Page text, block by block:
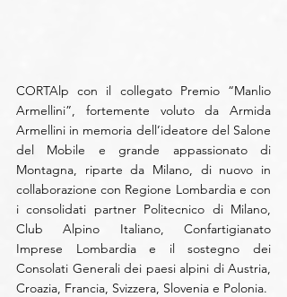
CORTAlp con il collegato Premio “Manlio
Armellini”, fortemente voluto da Armida
Armellini in memoria dell’ideatore del Salone
del Mobile e grande appassionato di
Montagna, riparte da Milano, di nuovo in
collaborazione con Regione Lombardia e con
i consolidati partner Politecnico di Milano,
Club Alpino Italiano, Confartigianato
Imprese Lombardia e il sostegno dei
Consolati Generali dei paesi alpini di Austria,
Croazia, Francia, Svizzera, Slovenia e Polonia.